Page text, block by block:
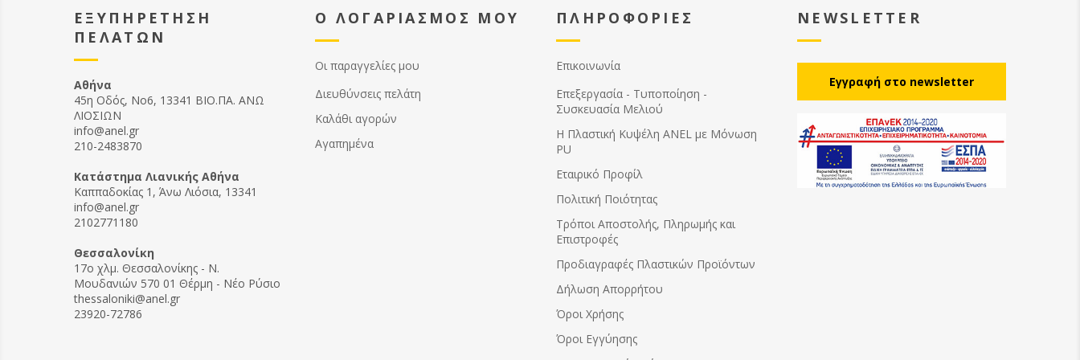
ποσότητα των εξαρτημάτων.
ΕΞΥΠΗΡΕΤΗΣΗ
ΠΕΛΑΤΩΝ
Αθήνα
45η Οδός, Νο6, 13341 ΒΙΟ.ΠΑ. ΑΝΩ
ΛΙΟΣΙΩΝ
info@anel.gr
210-2483870
Kατάστημα Λιανικής Αθήνα
Καππαδοκίας 1, Άνω Λιόσια, 13341
info@anel.gr
2102771180
Θεσσαλονίκη
17ο χλμ. Θεσσαλονίκης - Ν.
Μουδανιών 570 01 Θέρμη - Νέο Ρύσιο
thessaloniki@anel.gr
23920-72786
Ο ΛΟΓΑΡΙΑΣΜΟΣ ΜΟΥ
Οι παραγγελίες μου
Διευθύνσεις πελάτη
Καλάθι αγορών
Αγαπημένα
ΠΛΗΡΟΦΟΡΙΕΣ
Επικοινωνία
Επεξεργασία - Τυποποίηση -
Συσκευασία Μελιού
Η Πλαστική Κυψέλη ANEL με Μόνωση
PU
Εταιρικό Προφίλ
Πολιτική Ποιότητας
Τρόποι Αποστολής, Πληρωμής και
Επιστροφές
Προδιαγραφές Πλαστικών Προϊόντων
Δήλωση Απορρήτου
Όροι Χρήσης
Όροι Εγγύησης
NEWSLETTER
Eγγραφή στο newsletter